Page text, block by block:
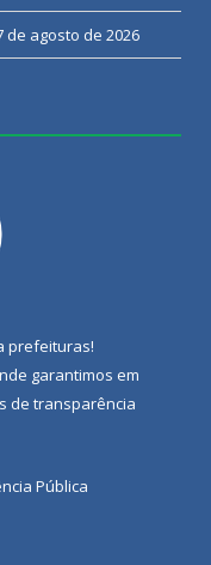
de agosto de 2026
prefeituras!
garantimos em
de transparência
Pública